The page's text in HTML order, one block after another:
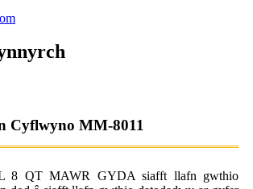
Cyflwyno MM-8011
8 QT MAWR GYDA siafft llafn gwthio